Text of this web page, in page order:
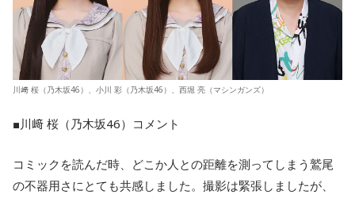
川﨑 桜（乃木坂46）、小川 彩（乃木坂46）、西堀 亮（マシンガンズ）
■川﨑 桜（乃木坂46）コメント
コミックを読んだ時、どこか人との距離を測ってしまう鷲尾
の不器用さにとても共感しました。撮影は緊張しましたが、